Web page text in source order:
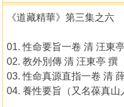
《道藏精華》第三集之六
01. 性命要旨一卷 清 汪東
02. 教外別傳 清 汪東亭 撰
03. 性命真源直指一卷 清
04. 養性要旨（又名葆真